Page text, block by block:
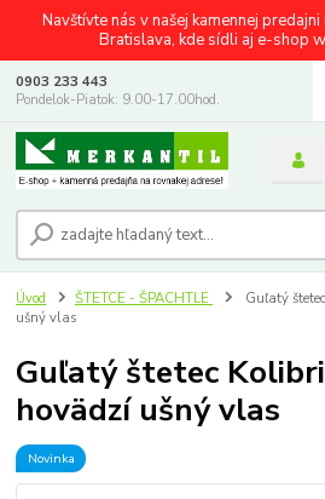
Navštívte nás v našej kamennej
Bratislava, kde sídli aj e-shop
0903 233 443
Pondelok-Piatok: 9.00-17.00hod.
Úvod ŠTETCE - ŠPACHTLE
Guľatý
ušný vlas
Guľatý štetec
hovädzí ušný vlas
Novinka